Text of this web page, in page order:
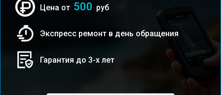
Цена от 500 руб
Экспресс ремонт в день обращения
Гарантия до 3-х лет